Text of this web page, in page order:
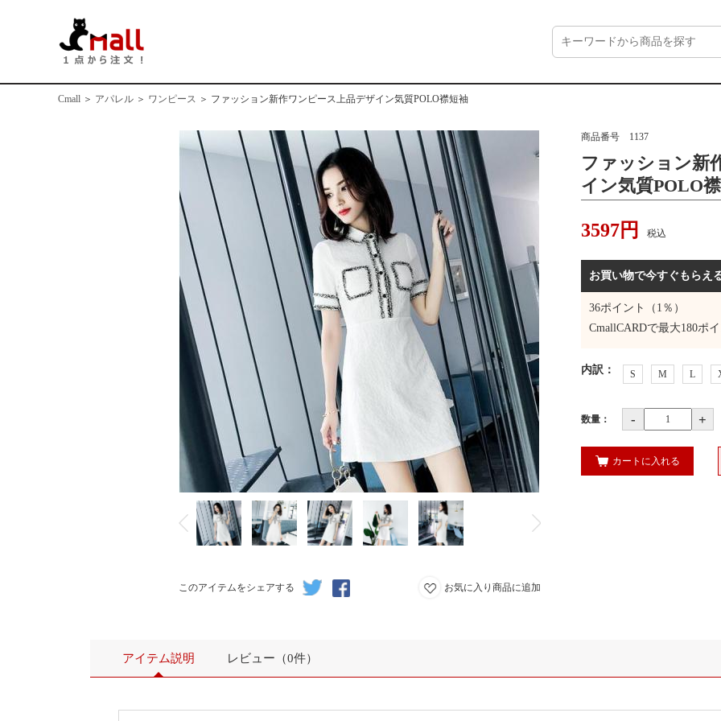
Cmall ＞ アパレル ＞ ワンピース ＞ ファッション新作ワンピース上品デザイン気質POLO襟短袖
このアイテムをシェアする お気に入り商品に追加
商品番号 1137
ファッション新
イン気質POLO
3597円 税込
お買い物で今すぐもらえ
36ポイント（1％）
CmallCARDで最大180ポ
内訳 ： S M L
数量： - +
カートに入れる
アイテム説明 レビュー（0件）